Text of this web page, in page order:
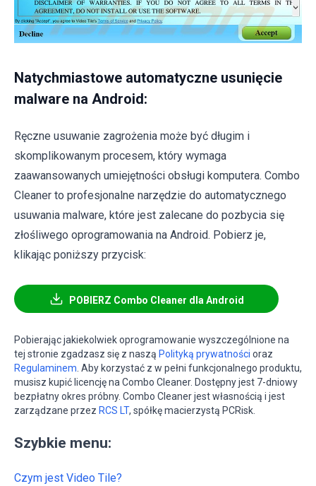
Natychmiastowe automatyczne usunięcie
malware na Android:
Ręczne usuwanie zagrożenia może być długim i
skomplikowanym procesem, który wymaga
zaawansowanych umiejętności obsługi komputera. Combo
Cleaner to profesjonalne narzędzie do automatycznego
usuwania malware, które jest zalecane do pozbycia się
złośliwego oprogramowania na Android. Pobierz je,
klikając poniższy przycisk:
POBIERZ Combo Cleaner dla Android
Pobierając jakiekolwiek oprogramowanie wyszczególnione na
tej stronie zgadzasz się z naszą Polityką prywatności oraz
Regulaminem . Aby korzystać z w pełni funkcjonalnego produktu,
musisz kupić licencję na Combo Cleaner. Dostępny jest 7-dniowy
bezpłatny okres próbny. Combo Cleaner jest własnością i jest
zarządzane przez RCS LT, spółkę macierzystą PCRisk.
Szybkie menu:
Czym jest Video Tile?